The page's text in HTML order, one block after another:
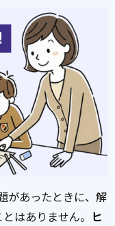
があったときに、解
はありません。 ヒ